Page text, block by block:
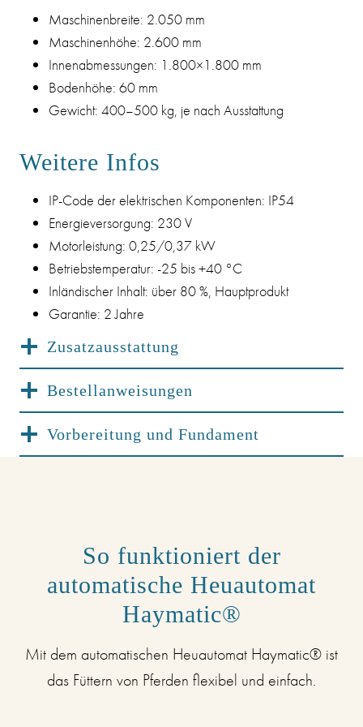
Maschinenbreite: 2.050 mm
Maschinenhöhe: 2.600 mm
Innenabmessungen: 1.800×1.800 mm
Bodenhöhe: 60 mm
Gewicht: 400–500 kg, je nach Ausstattung
Weitere Infos
IP-Code der elektrischen Komponenten: IP54
Energieversorgung: 230 V
Motorleistung: 0,25/0,37 kW
Betriebstemperatur: -25 bis +40 °C
Inländischer Inhalt: über 80 %, Hauptprodukt
Garantie: 2 Jahre
Zusatzausstattung
Bestellanweisungen
Vorbereitung und Fundament
So funktioniert der
automatische Heuautomat
Haymatic®
Mit dem automatischen Heuautomat Haymatic® ist
das Füttern von Pferden flexibel und einfach.